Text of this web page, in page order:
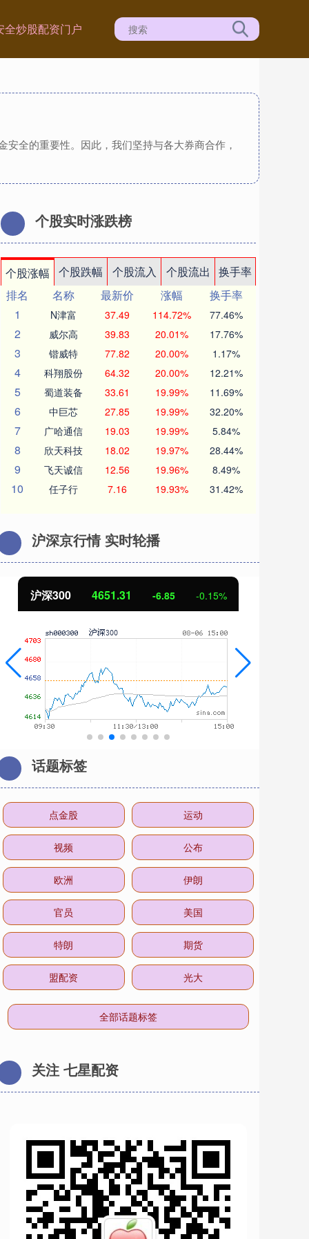
全炒股配资门户
全的重要性。因此，我们坚持与各大券商合作，
个股实时涨跌榜
个股涨幅 个股跌幅 个股流入 个股流出
换手率
排名
名称 最新价 涨幅
换手率
1
N津富 37.49 114.72% 77.46%
2 威尔高 39.83 20.01% 17.76%
3 锴威特 77.82 20.00% 1.17%
4 科翔股份 64.32 20.00% 12.21%
5 蜀道装备 33.61 19.99% 11.69%
6 中巨芯 27.85 19.99% 32.20%
7 广哈通信 19.03 19.99% 5.84%
8 欣天科技 18.02 19.97% 28.44%
9 飞天诚信 12.56 19.96% 8.49%
10 任子行 7.16 19.93% 31.42%
沪深京行情 实时轮播
北证50 1122.88 3.42
话题标签
点金股 运动
视频 公布
欧洲 伊朗
官员 美国
特朗 期货
盟配资 光大
全部话题标签
关注 七星配资